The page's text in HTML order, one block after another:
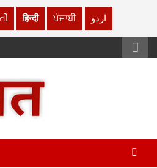
हिन्दी ਪੰਜਾਬੀ اردو